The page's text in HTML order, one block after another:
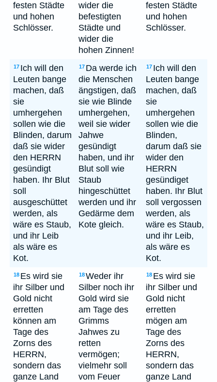
festen Städte
und hohen
Schlösser.
wider die
befestigten
Städte und
wider die
hohen Zinnen!
festen Städte
und hohen
Schlösser.
17 Ich will den
Leuten bange
machen, daß
sie
umhergehen
sollen wie die
Blinden, darum
daß sie wider
den HERRN
gesündigt
haben. Ihr Blut
soll
ausgeschüttet
werden, als
wäre es Staub,
und ihr Leib
als wäre es
Kot.
17 Da werde ich
die Menschen
ängstigen, daß
sie wie Blinde
umhergehen,
weil sie wider
Jahwe
gesündigt
haben, und ihr
Blut soll wie
Staub
hingeschüttet
werden und ihr
Gedärme dem
Kote gleich.
17 Ich will den
Leuten bange
machen, daß
sie
umhergehen
sollen wie die
Blinden,
darum daß sie
wider den
HERRN
gesündiget
haben. Ihr Blut
soll vergossen
werden, als
wäre es Staub,
und ihr Leib,
als wäre es
Kot.
18 Es wird sie
ihr Silber und
Gold nicht
erretten
können am
Tage des
Zorns des
HERRN,
sondern das
ganze Land
18Weder ihr
Silber noch ihr
Gold wird sie
am Tage des
Grimms
Jahwes zu
retten
vermögen;
vielmehr soll
vom Feuer
18 Es wird sie
ihr Silber und
Gold nicht
erretten
mögen am
Tage des
Zorns des
HERRN,
sondern das
ganze Land